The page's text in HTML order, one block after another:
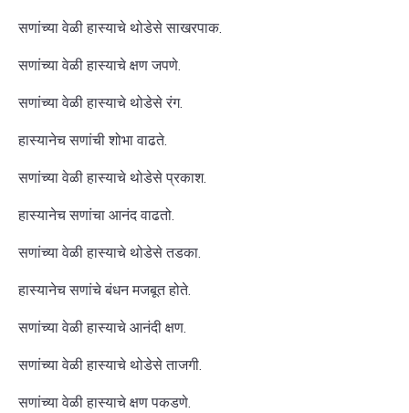
सणांच्या वेळी हास्याचे थोडेसे साखरपाक.
सणांच्या वेळी हास्याचे क्षण जपणे.
सणांच्या वेळी हास्याचे थोडेसे रंग.
हास्यानेच सणांची शोभा वाढते.
सणांच्या वेळी हास्याचे थोडेसे प्रकाश.
हास्यानेच सणांचा आनंद वाढतो.
सणांच्या वेळी हास्याचे थोडेसे तडका.
हास्यानेच सणांचे बंधन मजबूत होते.
सणांच्या वेळी हास्याचे आनंदी क्षण.
सणांच्या वेळी हास्याचे थोडेसे ताजगी.
सणांच्या वेळी हास्याचे क्षण पकडणे.